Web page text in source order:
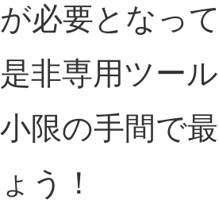
が必要となっ
是非専用ツー
小限の手間で
ょう！